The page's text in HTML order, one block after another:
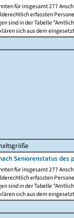
für insgesamt 277
erfassten
sind in der Tabelle
sich aus dem
Seniorenstatus des
für insgesamt 277
erfassten
sind in der Tabelle
sich aus dem